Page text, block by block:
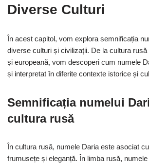
Diverse Culturi
În acest capitol, vom explora semnificația
diverse culturi și civilizații. De la cultura
și europeană, vom descoperi cum numele
și interpretat în diferite contexte istorice și
Semnificația numelui
cultura rusă
În cultura rusă, numele Daria este asociat
frumusețe și eleganță. În limba rusă,